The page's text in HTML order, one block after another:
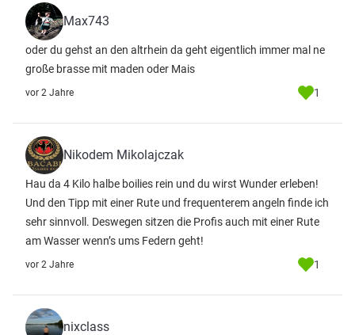
Max743
oder du gehst an den altrhein da geht eigentlich immer mal ne
große brasse mit maden oder Mais
vor 2 Jahre 1
Nikodem Mikolajczak
Hau da 4 Kilo halbe boilies rein und du wirst Wunder erleben!
Und den Tipp mit einer Rute und frequenterem angeln finde ich
sehr sinnvoll. Deswegen sitzen die Profis auch mit einer Rute
am Wasser wenn’s ums Federn geht!
vor 2 Jahre 1
nixclass